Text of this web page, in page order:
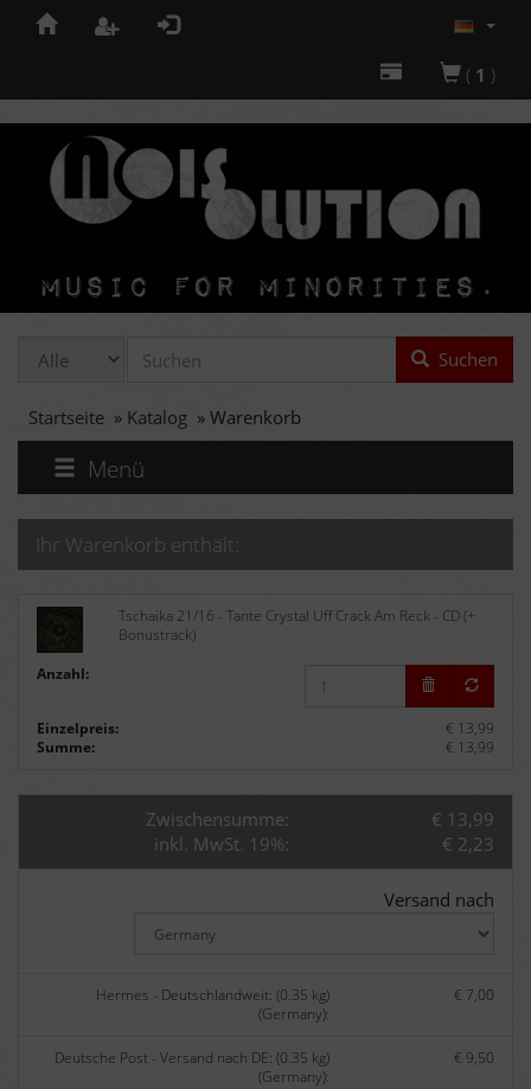
( 1 )
Suchen
Startseite » Katalog » Warenkorb
Menü
Ihr Warenkorb enthält:
Tschaika 21/16 - Tante Crystal Uff Crack Am Reck - CD (+
Bonustrack)
Anzahl:
Einzelpreis:
€ 13,99
Summe:
€ 13,99
Zwischensumme:
€ 13,99
inkl. MwSt. 19%:
€ 2,23
Versand nach
Hermes - Deutschlandweit: (0.35 kg)
(Germany):
€ 7,00
Deutsche Post - Versand nach DE: (0.35 kg)
(Germany):
€ 9,50